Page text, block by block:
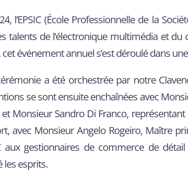
l’EPSIC (École Professionnelle de la
talents de l’électronique multimédia et
cet événement annuel s’est déroulé dans
a été orchestrée par notre
se sont ensuite enchaînées avec
et Monsieur Sandro Di Franco,
avec Monsieur Angelo Rogeiro, Maître
aux gestionnaires de commerce de
les esprits.